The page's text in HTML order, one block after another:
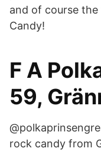
and of course
Candy!
F A
59,
rock candy from